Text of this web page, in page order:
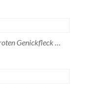
Genickfleck …